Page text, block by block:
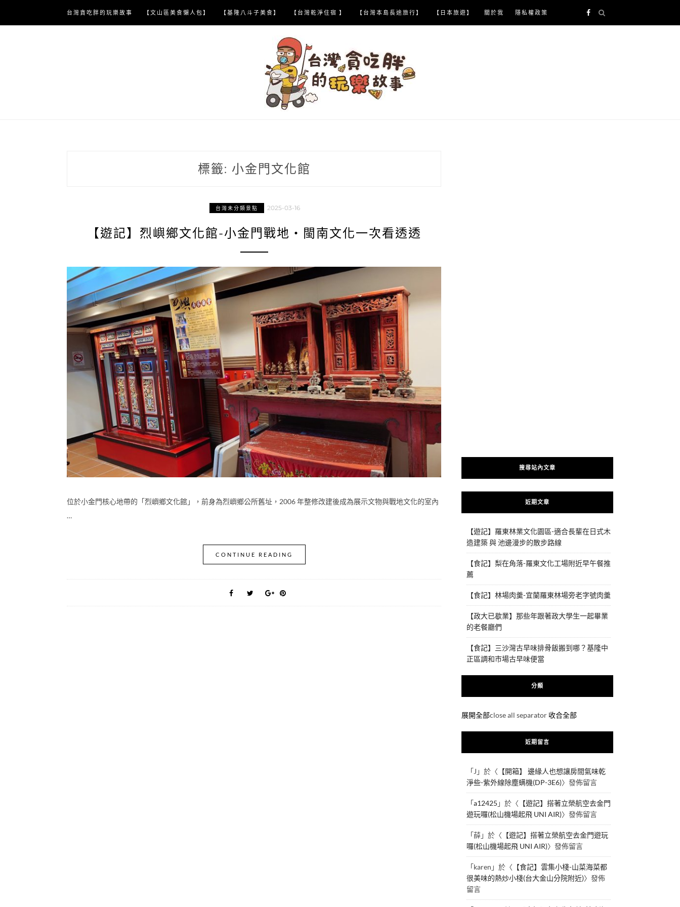
content
台灣貪吃胖的玩樂故事 【文山區美食懶人包】 【基隆八斗子美食】 【台灣乾淨住宿 】 【台灣本島長途旅行】 【日本旅遊】 關於我 隱私權政策
標籤: 小金門文化館
台灣未分類景點 2025-03-16
【遊記】烈嶼鄉文化館-小金門戰地‧閩南文化一次看透透
位於小金門核心地帶的「烈嶼鄉文化館」，前身為烈嶼鄉公所舊址，2006 年整修改建後成為展示文物與戰地文化的室內
…
CONTINUE READING
搜尋站內文章
近期文章
【遊記】羅東林業文化園區-適合長輩在日式木
造建築 與 池邊漫步的散步路線
【食記】梨在角落-羅東文化工場附近早午餐推
薦
【食記】林場肉羹-宜蘭羅東林場旁老字號肉羹
【政大已歇業】那些年跟著政大學生一起畢業
的老餐廳們
【食記】三沙灣古早味排骨飯搬到哪？基隆中
正區調和市場古早味便當
分類
展開全部close all separator 收合全部
近期留言
「J 」於〈 【開箱】 邊緣人也想讓房間氣味乾
淨些-紫外線除塵螨機(DP-3E6)〉發佈留言
「a12425 」於〈 【遊記】搭著立榮航空去金門
遊玩囉(松山機場起飛 UNI AIR)〉發佈留言
「薛」於〈 【遊記】搭著立榮航空去金門遊玩
囉(松山機場起飛 UNI AIR)〉發佈留言
「karen 」於〈 【食記】雲集小棧-山菜海菜都
很美味的熱炒小棧(台大金山分院附近)〉發佈
留言